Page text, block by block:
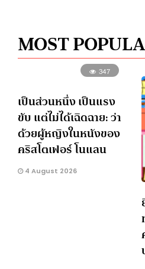
MOST
347
เป็นส่วนหนึ่ง เป็นแรง
ขับ แต่ไม่ได้เฉิดฉาย: ว่า
ด้วยผู้หญิงในหนังของ
คริสโตเฟอร์ โนแลน
4 August 2026